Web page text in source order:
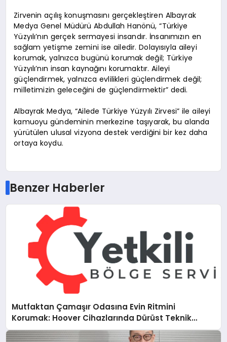
Zirvenin açılış konuşmasını gerçekleştiren Albayrak
Medya Genel Müdürü Abdullah Hanönü, “Türkiye
Yüzyılı’nın gerçek sermayesi insandır. İnsanımızın en
sağlam yetişme zemini ise ailedir. Dolayısıyla aileyi
korumak, yalnızca bugünü korumak değil; Türkiye
Yüzyılı’nın insan kaynağını korumaktır. Aileyi
güçlendirmek, yalnızca evlilikleri güçlendirmek değil;
milletimizin geleceğini de güçlendirmektir” dedi.
Albayrak Medya, “Ailede Türkiye Yüzyılı Zirvesi” ile aileyi
kamuoyu gündeminin merkezine taşıyarak, bu alanda
yürütülen ulusal vizyona destek verdiğini bir kez daha
ortaya koydu.
Benzer Haberler
Mutfaktan Çamaşır Odasına Evin Ritmini
Korumak: Hoover Cihazlarında Dürüst Teknik
Destek Deneyimi